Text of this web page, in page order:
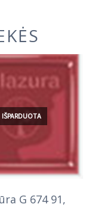
IŠPARDUOTA
G 674 91,